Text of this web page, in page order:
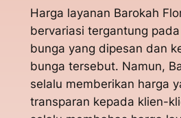
Harga layanan Barokah
bervariasi tergantung
bunga yang dipesan dan
bunga tersebut. Namun,
selalu memberikan harga
transparan kepada klien-